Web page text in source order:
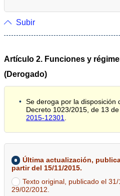
Subir
Artículo 2. Funciones y
(Derogado)
Se deroga por la disposición
Decreto 1023/2015, de 13 de
2015-12301
Última actualización,
partir del 15/11/2015.
Texto original, publicado el
29/02/2012.